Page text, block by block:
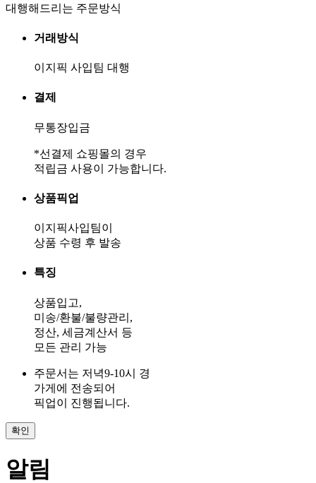
대행해드리는 주문방식
거래방식
이지픽 사입팀 대행
결제
무통장입금
*선결제 쇼핑몰의 경우
적립금 사용이 가능합니다.
상품픽업
이지픽사입팀이
상품 수령 후 발송
특징
상품입고,
미송/환불/불량관리,
정산, 세금계산서 등
모든 관리 가능
주문서는 저녁9-10시 경
가게에 전송되어
픽업이 진행됩니다.
확인
알림